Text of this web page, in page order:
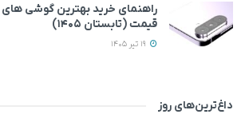
راهنمای خرید بهترین گوشی های
قیمت (تابستان ۱۴۰۵)
داغ‌ترین‌های روز